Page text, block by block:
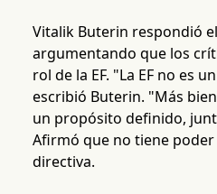
Vitalik Buterin respondió
argumentando que los
rol de la EF. "La EF no es
escribió Buterin. "Más
un propósito definido,
Afirmó que no tiene
directiva.